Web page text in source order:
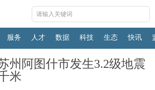
服务 人才 数据 科技 生态 快讯
州阿图什市发生3.2级地震
米